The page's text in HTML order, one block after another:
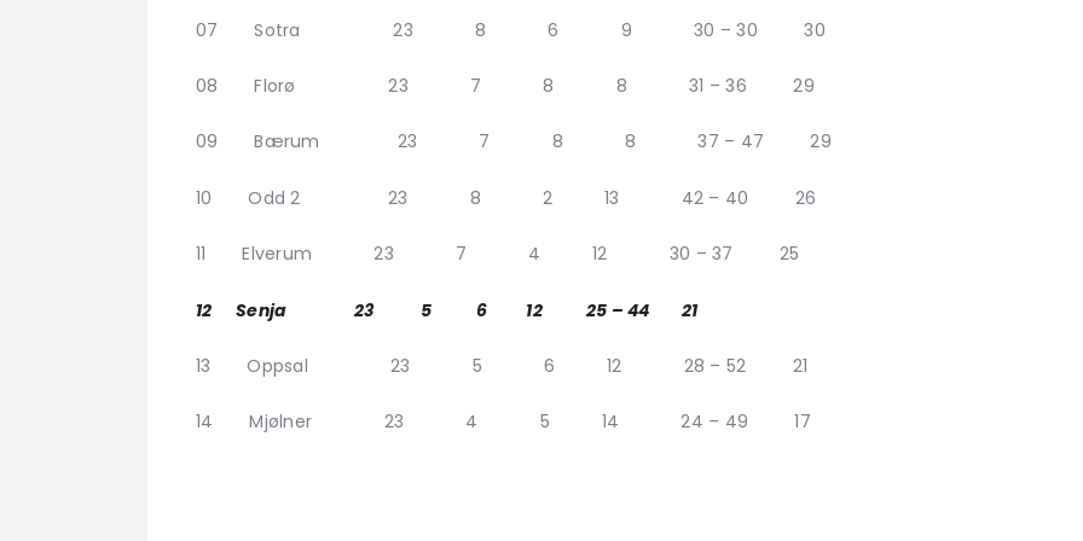
07 Sotra 23 8 6 9 30 – 30 30
08 Florø 23 7 8 8 31 – 36 29
09 Bærum 23 7 8 8 37 – 47 29
10 Odd 2 23 8 2 13 42 – 40 26
11 Elverum 23 7 4 12 30 – 37 25
12 Senja 23 5 6 12 25 – 44 21
13 Oppsal 23 5 6 12 28 – 52 21
14 Mjølner 23 4 5 14 24 – 49 17